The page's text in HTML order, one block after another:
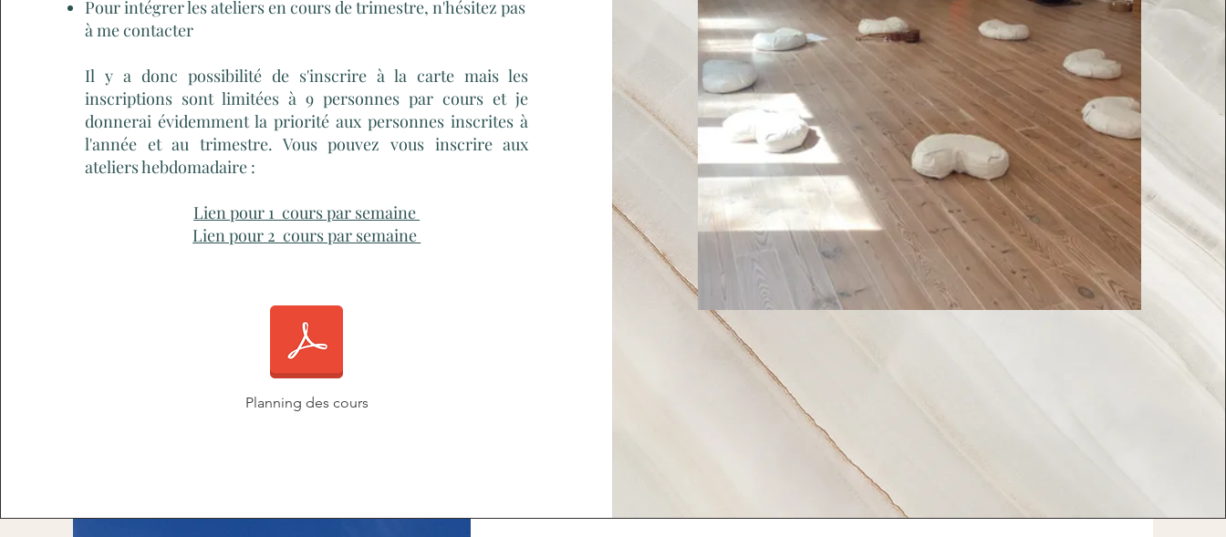
Pour intégrer les ateliers en cours de trimestre, n'hésitez pas
à me contacter
Il y a donc possibilité de s'inscrire à la carte mais les
inscriptions sont limitées à 9 personnes par cours et je
donnerai évidemment la priorité aux personnes inscrites à
l'année et au trimestre. Vous pouvez vous inscrire aux
ateliers hebdomadaire :
Lien pour 1 cours par semaine
Lien pour 2 cours par semaine
Planning des cours